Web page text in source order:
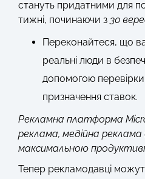
стануть придатними для
тижні, починаючи з 30
Переконайтеся, що
реальні люди в
допомогою перевірки
призначення ставок.
Рекламна платформа
реклама, медійна реклама
максимальною
Тепер рекламодавці